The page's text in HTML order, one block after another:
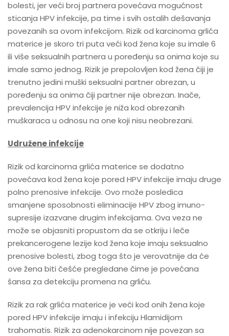
bolesti, jer veći broj partnera povećava mogućnost
sticanja HPV infekcije, pa time i svih ostalih dešavanja
povezanih sa ovom infekcijom. Rizik od karcinoma grlića
materice je skoro tri puta veći kod žena koje su imale 6
ili više seksualnih partnera u poređenju sa onima koje su
imale samo jednog. Rizik je prepolovljen kod žena čiji je
trenutno jedini muški seksualni partner obrezan, u
poređenju sa onima čiji partner nije obrezan. Inače,
prevalencija HPV infekcije je niža kod obrezanih
muškaraca u odnosu na one koji nisu neobrezani.
Udružene infekcije
Rizik od karcinoma grlića materice se dodatno
povećava kod žena koje pored HPV infekcije imaju druge
polno prenosive infekcije. Ovo može posledica
smanjene sposobnosti eliminacije HPV zbog imuno-
supresije izazvane drugim infekcijama. Ova veza ne
može se objasniti propustom da se otkriju i leče
prekancerogene lezije kod žena koje imaju seksualno
prenosive bolesti, zbog toga što je verovatnije da će
ove žena biti češće pregledane čime je povećana
šansa za detekciju promena na grliću.
Rizik za rak grlića materice je veći kod onih žena koje
pored HPV infekcije imaju i infekciju Hlamidijom
trahomatis. Rizik za adenokarcinom nije povezan sa